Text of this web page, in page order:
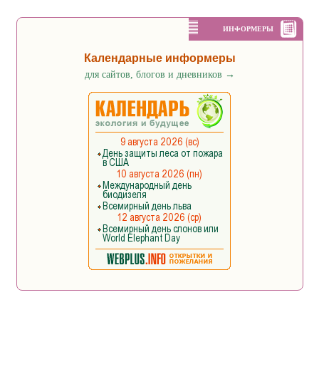
ИНФОРМЕРЫ
Календарные информеры
для сайтов, блогов и дневников →